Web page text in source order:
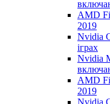
AMD
2019
Nvidia
іграх
Nvidia
AMD
2019
Nvidia